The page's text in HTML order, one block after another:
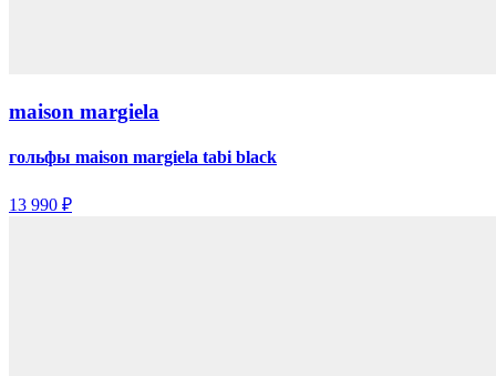
maison margiela
гольфы maison margiela tabi black
13 990 ₽